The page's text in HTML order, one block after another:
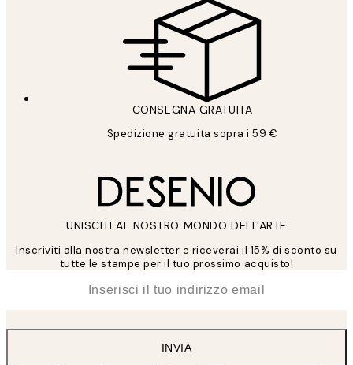
CONSEGNA GRATUITA
Spedizione gratuita sopra i 59 €
UNISCITI AL NOSTRO MONDO DELL'ARTE
Inscriviti alla nostra newsletter e riceverai il 15% di sconto su
tutte le stampe per il tuo prossimo acquisto!
INVIA